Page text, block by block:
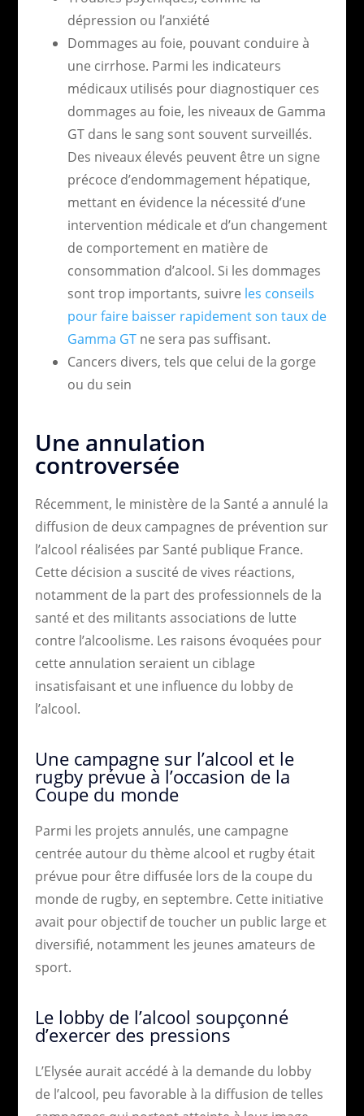
dépression ou l’anxiété
Dommages au foie, pouvant conduire à
une cirrhose. Parmi les indicateurs
médicaux utilisés pour diagnostiquer ces
dommages au foie, les niveaux de Gamma
GT dans le sang sont souvent surveillés.
Des niveaux élevés peuvent être un signe
précoce d’endommagement hépatique,
mettant en évidence la nécessité d’une
intervention médicale et d’un changement
de comportement en matière de
consommation d’alcool. Si les dommages
sont trop importants, suivre les conseils
pour faire baisser rapidement son taux de
Gamma GTne sera pas suffisant.
Cancers divers, tels que celui de la gorge
ou du sein
Une annulation
controversée
Récemment, le ministère de la Santé a annulé la
diffusion de deux campagnes de prévention sur
l’alcool réalisées par Santé publique France.
Cette décision a suscité de vives réactions,
notamment de la part des professionnels de la
santé et des militants associations de lutte
contre l’alcoolisme. Les raisons évoquées pour
cette annulation seraient un ciblage
insatisfaisant et une influence du lobby de
l’alcool.
Une campagne sur l’alcool et le
rugby prévue à l’occasion de la
Coupe du monde
Parmi les projets annulés, une campagne
centrée autour du thème alcool et rugby était
prévue pour être diffusée lors de la coupe du
monde de rugby, en septembre. Cette initiative
avait pour objectif de toucher un public large et
diversifié, notamment les jeunes amateurs de
sport.
Le lobby de l’alcool soupçonné
d’exercer des pressions
L’Elysée aurait accédé à la demande du lobby
de l’alcool, peu favorable à la diffusion de telles